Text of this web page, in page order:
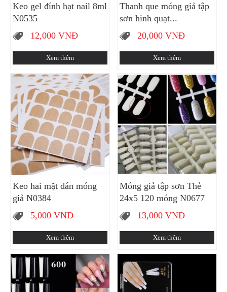
Keo gel đính hạt nail 8ml
N0535
12,000VNĐ
Xem thêm
Thanh que móng giả tập
sơn hình quạt...
20,000 VNĐ
Xem thêm
Keo hai mặt dán móng
giả N0384
5,000VNĐ
Xem thêm
Móng giả tập sơn Thẻ
24x5 120 móng N0677
13,000 VNĐ
Xem thêm